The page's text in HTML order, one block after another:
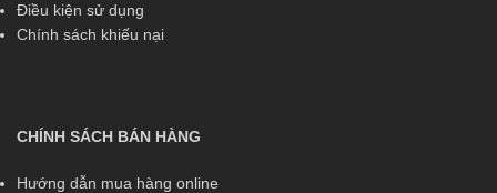
Điều kiện sử dụng
Chính sách khiếu nại
CHÍNH SÁCH BÁN HÀNG
Hướng dẫn mua hàng online